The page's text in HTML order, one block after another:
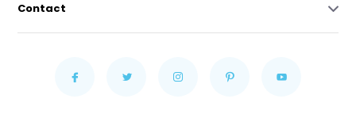
Contact